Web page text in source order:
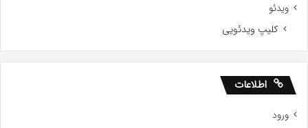
ویدئو
کلیپ ویدئویی
اطلاعات
ورود